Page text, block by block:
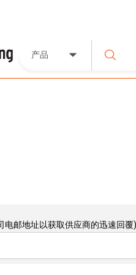
产品
电邮地址以获取供应商的迅速回覆)